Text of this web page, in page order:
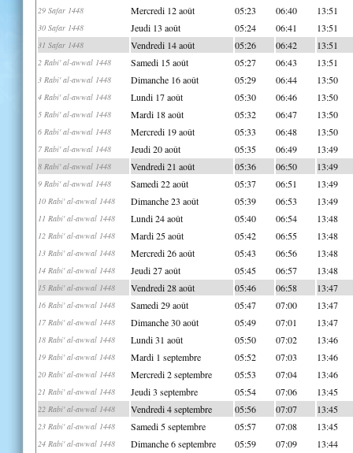
29 Safar 1448 Mercredi 12 août 05:23 06:40 13:51
30 Safar 1448 Jeudi 13 août 05:24 06:41 13:51
31 Safar 1448 Vendredi 14 août 05:26 06:42 13:51
2 Rabi' al-awwal 1448 Samedi 15 août 05:27 06:43 13:51
3 Rabi' al-awwal 1448 Dimanche 16 août 05:29 06:44 13:50
4 Rabi' al-awwal 1448 Lundi 17 août 05:30 06:46 13:50
5 Rabi' al-awwal 1448 Mardi 18 août 05:32 06:47 13:50
6 Rabi' al-awwal 1448 Mercredi 19 août 05:33 06:48 13:50
7 Rabi' al-awwal 1448 Jeudi 20 août 05:35 06:49 13:49
8 Rabi' al-awwal 1448 Vendredi 21 août 05:36 06:50 13:49
9 Rabi' al-awwal 1448 Samedi 22 août 05:37 06:51 13:49
10 Rabi' al-awwal 1448 Dimanche 23 août 05:39 06:53 13:49
11 Rabi' al-awwal 1448 Lundi 24 août 05:40 06:54 13:48
12 Rabi' al-awwal 1448 Mardi 25 août 05:42 06:55 13:48
13 Rabi' al-awwal 1448 Mercredi 26 août 05:43 06:56 13:48
14 Rabi' al-awwal 1448 Jeudi 27 août 05:45 06:57 13:48
15 Rabi' al-awwal 1448 Vendredi 28 août 05:46 06:58 13:47
16 Rabi' al-awwal 1448 Samedi 29 août 05:47 07:00 13:47
17 Rabi' al-awwal 1448 Dimanche 30 août 05:49 07:01 13:47
18 Rabi' al-awwal 1448 Lundi 31 août 05:50 07:02 13:46
19 Rabi' al-awwal 1448 Mardi 1 septembre 05:52 07:03 13:46
20 Rabi' al-awwal 1448 Mercredi 2 septembre 05:53 07:04 13:46
21 Rabi' al-awwal 1448 Jeudi 3 septembre 05:54 07:06 13:45
22 Rabi' al-awwal 1448 Vendredi 4 septembre 05:56 07:07 13:45
23 Rabi' al-awwal 1448 Samedi 5 septembre 05:57 07:08 13:45
24 Rabi' al-awwal 1448 Dimanche 6 septembre 05:59 07:09 13:44